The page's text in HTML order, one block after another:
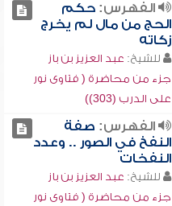
الفهرس:حكم
الحج من مال لم يخرج
زكاته
للشيخ: عبد العزيز بن باز
جزء من محاضرة ( فتاوى نور
على الدرب (303))
الفهرس: صفة
النفخ في الصور .. وعدد
النفخات
للشيخ: عبد العزيز بن باز
جزء من محاضرة ( فتاوى نور